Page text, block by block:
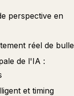
perspective en
réel de bulle
de l'IA :
et timing